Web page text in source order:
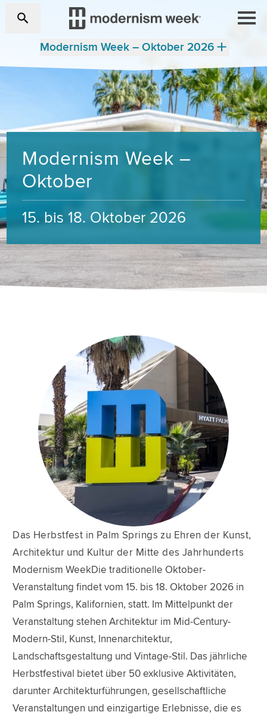
Modernism Week – Oktober 2026
Modernism Week –
Oktober
15. bis 18. Oktober 2026
Das Herbstfest in Palm Springs zu Ehren der Kunst,
Architektur und Kultur der Mitte des Jahrhunderts
Modernism WeekDie traditionelle Oktober-
Veranstaltung findet vom 15. bis 18. Oktober 2026 in
Palm Springs, Kalifornien, statt. Im Mittelpunkt der
Veranstaltung stehen Architektur im Mid-Century-
Modern-Stil, Kunst, Innenarchitektur,
Landschaftsgestaltung und Vintage-Stil. Das jährliche
Herbstfestival bietet über 50 exklusive Aktivitäten,
darunter Architekturführungen, gesellschaftliche
Veranstaltungen und einzigartige Erlebnisse, die es